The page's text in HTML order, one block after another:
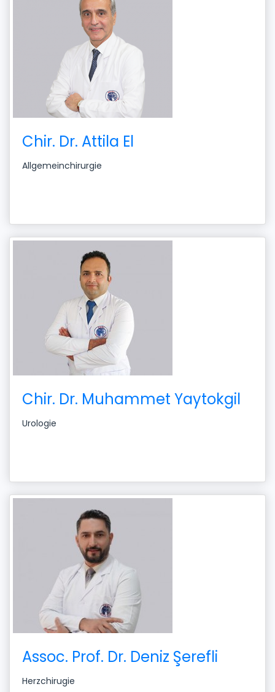
Chir. Dr. Attila El
Allgemeinchirurgie
Chir. Dr. Muhammet Yaytokgil
Urologie
Assoc. Prof. Dr. Deniz Şerefli
Herzchirugie